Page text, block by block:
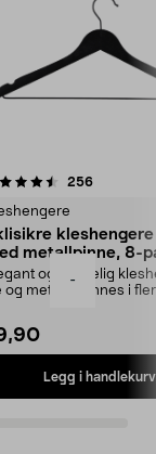
-
256
metallpinne, 8-
og skikkelig
og metall – finnes i
Legg i handlekurv
4.5av 5 stjerner